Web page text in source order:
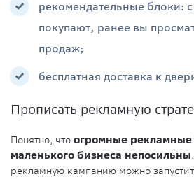
рекомендательные блоки:
покупают, ранее вы
продаж;
бесплатная доставка к
Прописать рекламную
Понятно, что огромные
маленького бизнеса непосильны
рекламную кампанию можно